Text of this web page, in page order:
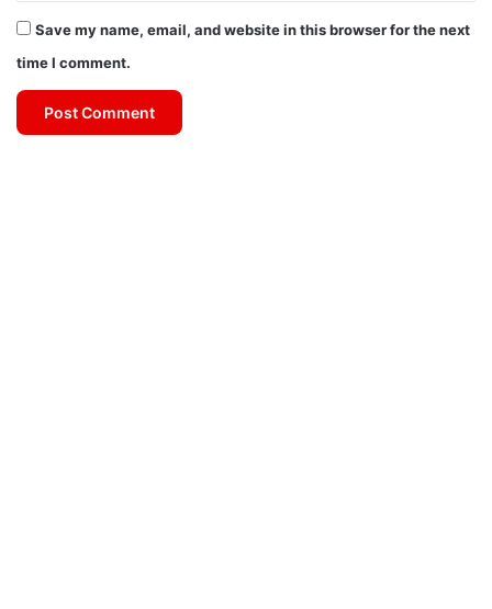
Save my name, email, and website in this browser for the next
time I comment.